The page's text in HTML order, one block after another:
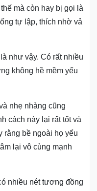
mà còn hay bị gọi là
tự lập, thích nhờ vả
như vậy. Có rất nhiều
không hề mềm yếu
nhẹ nhàng cũng
cách này lại rất tốt và
bề ngoài họ yểu
lại vô cùng mạnh
nhiều nét tương đồng